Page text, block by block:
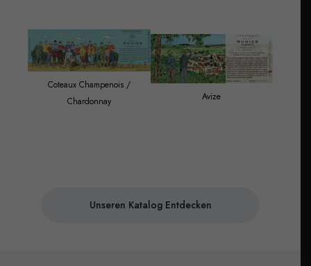
Coteaux Champenois /
Chardonnay
Avize
Unseren Katalog Entdecken